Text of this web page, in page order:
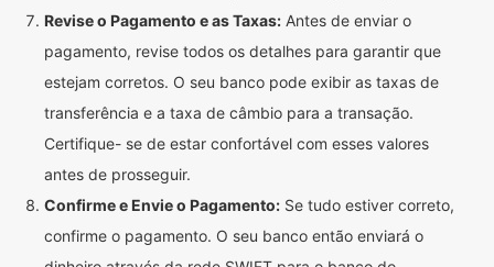
Revise o Pagamento e as Taxas: Antes de enviar o
pagamento, revise todos os detalhes para garantir que
estejam corretos. O seu banco pode exibir as taxas de
transferência e a taxa de câmbio para a transação.
Certifique- se de estar confortável com esses valores
antes de prosseguir.
Confirme e Envie o Pagamento: Se tudo estiver correto,
confirme o pagamento. O seu banco então enviará o